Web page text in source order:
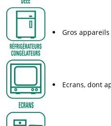
Gros
Ecrans, dont